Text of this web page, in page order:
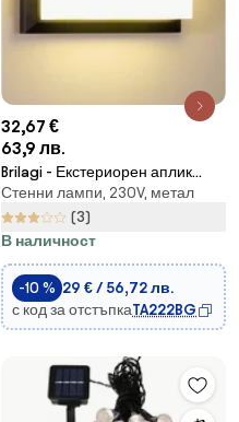
32,67 €
63,9 лв.
Brilagi - Екстериорен аплик
BRICKY 1xE27/60W/230V черен
IP54
Стенни лампи, 230V, метал
(3)
В наличност
-10 % 29 € / 56,72 лв.
с код за отстъпкаTA222BG